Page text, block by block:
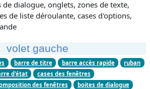
dialogue, onglets, zones de texte,
de liste déroulante, cases d'options,
volet gauche
barre de titre barre accès rapide
ruban
d'état
cases des fenêtres
des fenêtres boites de dialogue